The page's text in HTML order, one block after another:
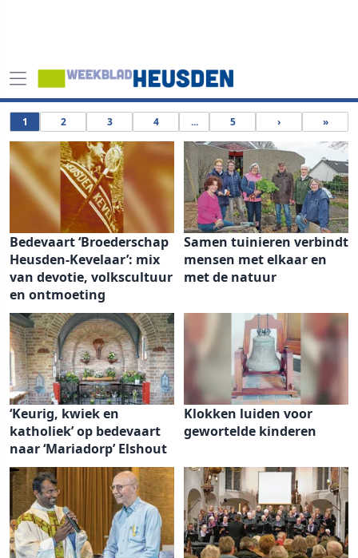
1 2 3 4 ... 5 › »
Bedevaart ‘Broederschap
Heusden-Kevelaar’: mix
van devotie, volkscultuur
en ontmoeting
Samen tuinieren verbindt
mensen met elkaar en
met de natuur
‘Keurig, kwiek en
katholiek’ op bedevaart
naar ‘Mariadorp’ Elshout
Klokken luiden voor
gewortelde kinderen